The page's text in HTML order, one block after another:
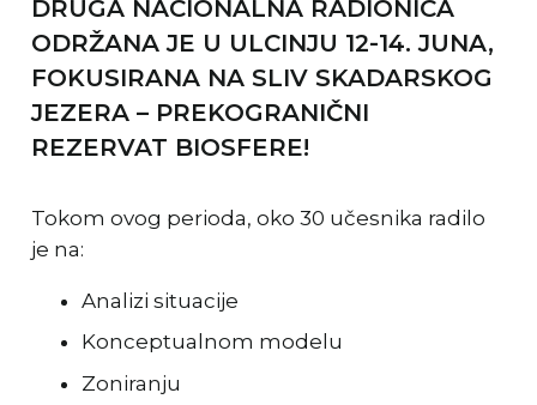
DRUGA NACIONALNA RADIONICA
ODRŽANA JE U ULCINJU 12-14. JUNA,
FOKUSIRANA NA SLIV SKADARSKOG
JEZERA – PREKOGRANIČNI
REZERVAT BIOSFERE!
Tokom ovog perioda, oko 30 učesnika radilo
je na:
Analizi situacije
Konceptualnom modelu
Zoniranju